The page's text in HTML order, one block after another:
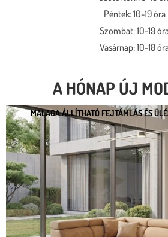
Péntek: 10-19 óra
Szombat: 10-19
Vasárnap: 10-18
A HÓNAP ÚJ
MALAGA ÁLLÍTHATÓ FEJTÁMLÁS ÉS
MALAGA ÁLLÍTHATÓ
ÜLÉSMÉLYSÉGŰ
* kedvező ár
* moduláris rendszer
* motoros állíthatóság